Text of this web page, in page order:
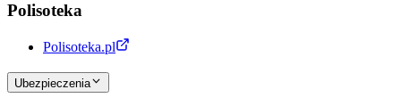
Polisoteka
Polisoteka.pl
Ubezpieczenia